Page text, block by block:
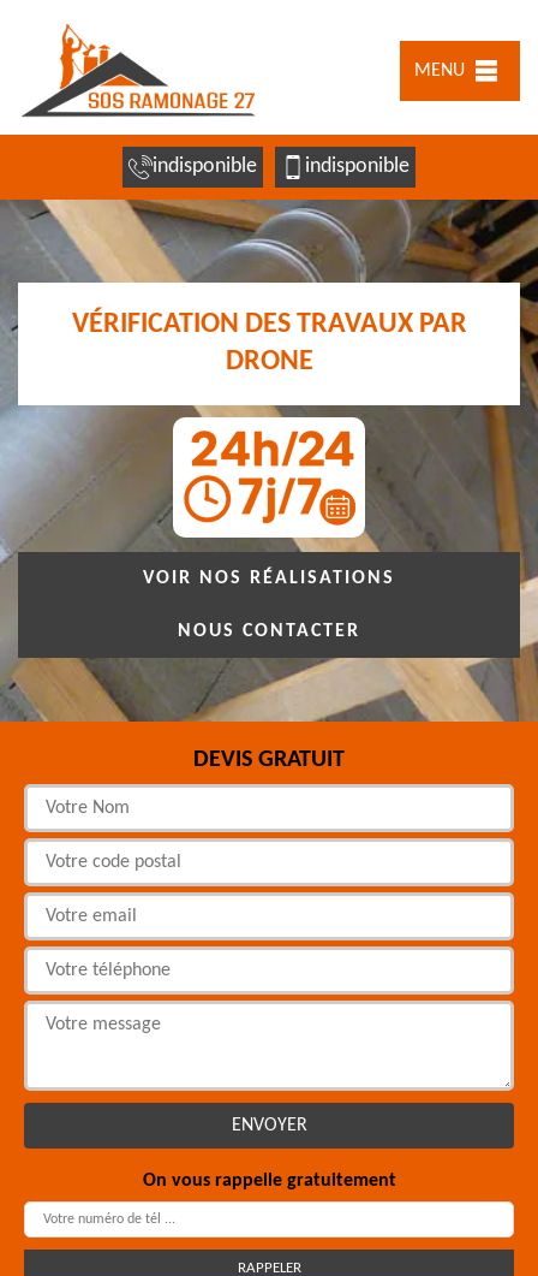
MENU
indisponible indisponible
VÉRIFICATION DES TRAVAUX PAR
DRONE
VOIR NOS RÉALISATIONS
NOUS CONTACTER
DEVIS GRATUIT
On vous rappelle gratuitement